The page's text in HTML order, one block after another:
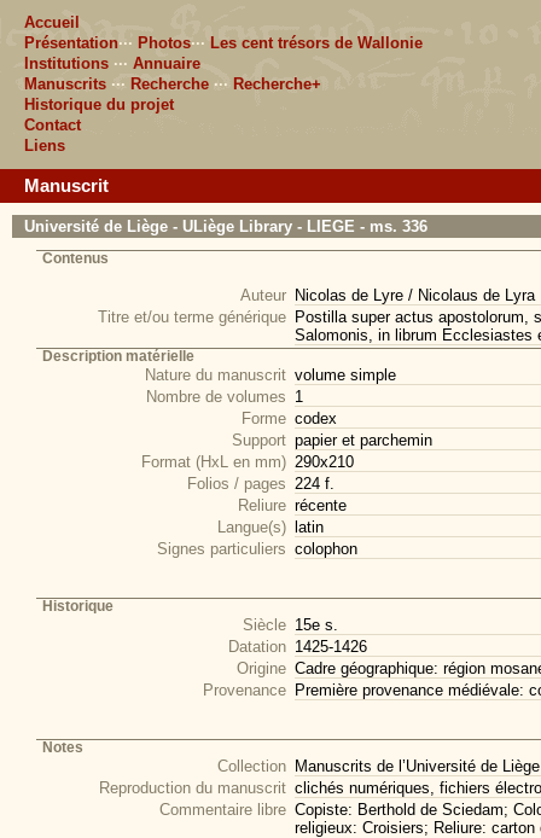
Accueil
Présentation··· Photos··· Les cent trésors de Wallonie
Institutions ··· Annuaire
Manuscrits ··· Recherche ··· Recherche+
Historique du projet
Contact
Liens
Manuscrit
Université de Liège - ULiège Library - LIEGE - ms. 336
Contenus
Auteur Nicolas de Lyre / Nicolaus de Lyra
Titre et/ou terme générique Postilla super actus apostolorum,
Salomonis, in librum Ecclesiastes
Description matérielle
Nature du manuscrit volume simple
Nombre de volumes 1
Forme codex
Support papier et parchemin
Format (HxL en mm) 290x210
Folios / pages 224 f.
Reliure récente
Langue(s)
latin
Signes particuliers colophon
Historique
Siècle 15e s.
Datation 1425-1426
Origine Cadre géographique: région
Provenance Première provenance médiévale:
Notes
Collection Manuscrits de l’Université de Liège
Reproduction du manuscrit clichés numériques, fichiers
Commentaire libre Copiste: Berthold de Sciedam;
religieux: Croisiers; Reliure: carton